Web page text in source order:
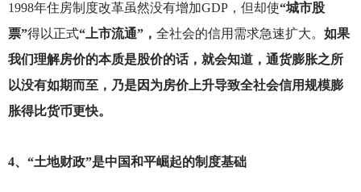
1998年住房制度改革虽然没有增加GDP，但却使“城市股
票”得以正式“上市流通”， 全社会的信用需求急速扩大。 如果
我们理解房价的本质是股价的话，就会知道，通货膨胀之所
以没有如期而至，乃是因为房价上升导致全社会信用规模膨
胀得比货币更快。
4、“土地财政”是中国和平崛起的制度基础